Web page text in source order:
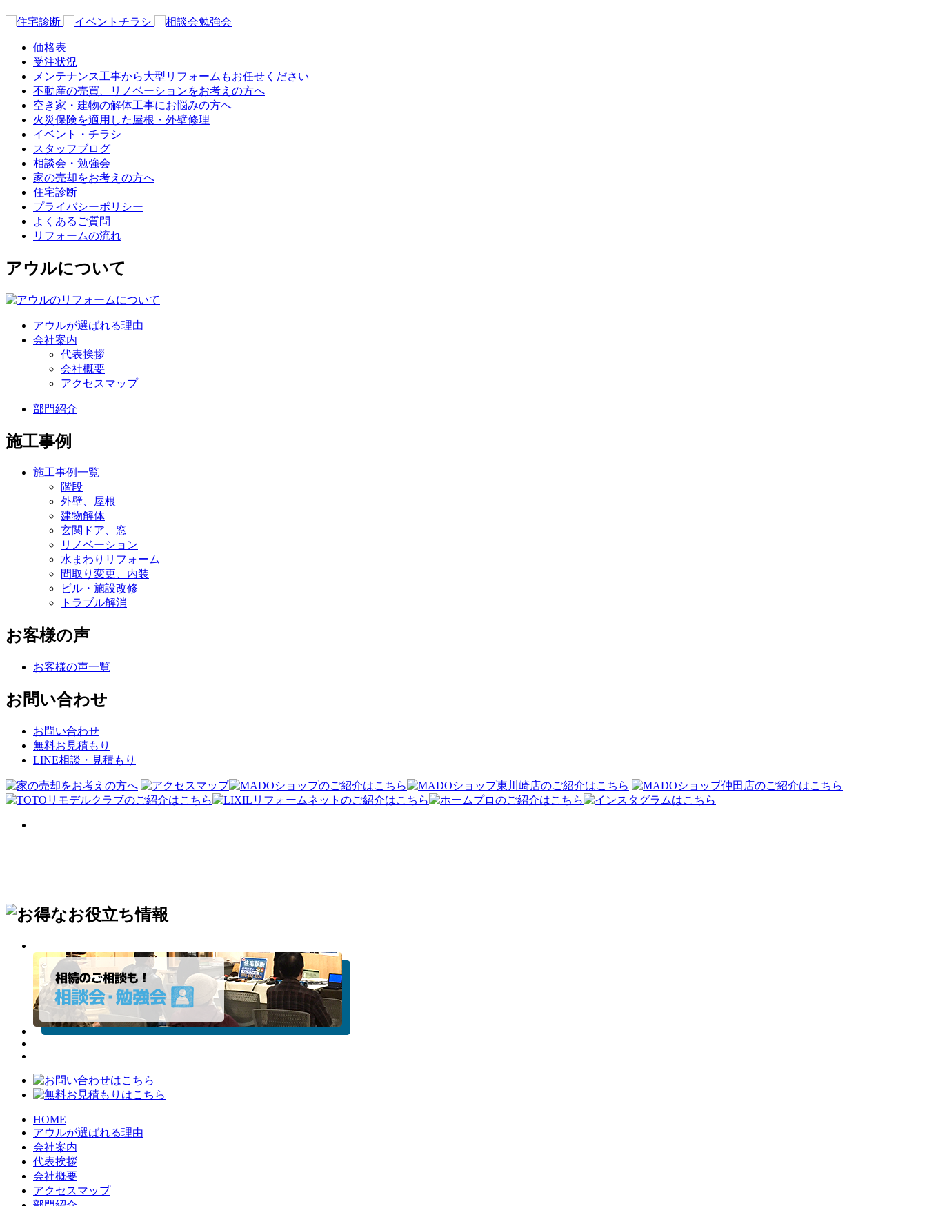
価格表
受注状況
メンテナンス工事から大型リフォームもお任せください
不動産の売買、リノベーションをお考えの方へ
空き家・建物の解体工事にお悩みの方へ
火災保険を適用した屋根・外壁修理
イベント・チラシ
スタッフブログ
相談会・勉強会
家の売却をお考えの方へ
住宅診断
プライバシーポリシー
よくあるご質問
リフォームの流れ
アウルについて
アウルが選ばれる理由
会社案内
代表挨拶
会社概要
アクセスマップ
部門紹介
施工事例
施工事例一覧
階段
外壁、屋根
建物解体
玄関ドア、窓
リノベーション
水まわりリフォーム
間取り変更、内装
ビル・施設改修
トラブル解消
お客様の声
お客様の声一覧
お問い合わせ
お問い合わせ
無料お見積もり
LINE相談・見積もり
HOME
アウルが選ばれる理由
会社案内
代表挨拶
会社概要
アクセスマップ